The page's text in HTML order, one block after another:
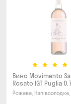
Вино Movimento
Rosato IGT Puglia
Рожеве, Напівсолодке,